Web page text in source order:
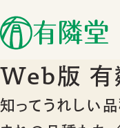
Web版
知ってうれしい